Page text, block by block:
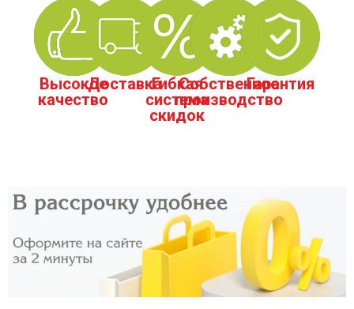
Высокое
качество
ДоставкаГибкая
система
скидок
Собственное
производство
Гарантия